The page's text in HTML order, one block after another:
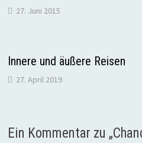
27. Juni 2015
Innere und äußere Reisen
27. April 2019
Ein Kommentar zu „